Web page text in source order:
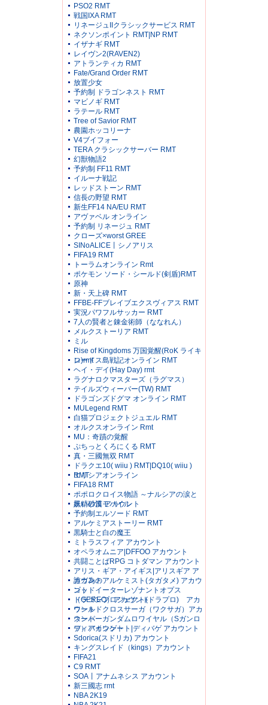
PSO2 RMT
戦国IXA RMT
リネージュIIクラシックサービス RMT
ネクソンポイント RMT|NP RMT
イザナギ RMT
レイヴン2(RAVEN2)
アトランティカ RMT
Fate/Grand Order RMT
放置少女
予約制 ドラゴンネスト RMT
マビノギ RMT
ラテール RMT
Tree of Savior RMT
農園ホッコリーナ
V4ブイフォー
TERA クラシックサーバー RMT
幻獣物語2
予約制 FF11 RMT
イルーナ戦記
レッドストーン RMT
信長の野望 RMT
新生FF14 NA/EU RMT
アヴァベル オンライン
予約制 リネージュ RMT
クローズ×worst GREE
SINoALICE丨シノアリス
FIFA19 RMT
トーラムオンライン Rmt
ポケモン ソード・シールド(剣盾)RMT
原神
新・天上碑 RMT
FFBE-FFブレイブエクスヴィアス RMT
実況パワフルサッカー RMT
7人の賢者と錬金術師（ななれん）
メルクストーリア RMT
ミル
Rise of Kingdoms 万国覚醒(RoK ライキ
ン)rmt
ロードス島戦記オンライン RMT
ヘイ・デイ(Hay Day) rmt
ラグナロクマスターズ（ラグマス）
テイルズウィーバー(TW) RMT
ドラゴンズドグマ オンライン RMT
MULegend RMT
白猫プロジェクトジュエル RMT
オルクスオンライン Rmt
MU：奇蹟の覚醒
ぷちっとくろにくる RMT
真・三國無双 RMT
ドラクエ10( wiiu ) RMT|DQ10( wiiu )
RMT
エリシアオンライン
FIFA18 RMT
ポポロクロイス物語 ～ナルシアの涙と
妖精の笛 アカウント
黒い砂漠モバイル
予約制エルソード RMT
アルケミアストーリー RMT
黒騎士と白の魔王
ミトラスフィア アカウント
オペラオムニア|DFFOO アカウント
共闘ことばRPG コトダマン アカウント
アリス・ギア・アイギス|アリスギア ア
カウント
誰ガ為のアルケミスト(タガタメ) アカウ
ント
ゴッドイーターレゾナントオプス
（GEREO）アカウント
ドラゴンプロジェクト(ドラプロ) アカ
ウント
ワールドクロスサーガ（ワクサガ）アカ
ウント
スーパーガンダムロワイヤル（Sガンロ
ワ）アカウント
ディバインゲート|ディバゲ アカウント
Sdorica(スドリカ) アカウント
キングスレイド（kings）アカウント
FIFA21
C9 RMT
SOA丨アナムネシス アカウント
新三國志 rmt
NBA 2K19